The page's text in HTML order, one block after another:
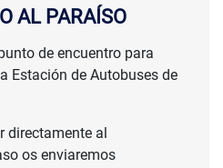
AL PARAÍSO
de encuentro para
Estación de Autobuses de
directamente al
os enviaremos